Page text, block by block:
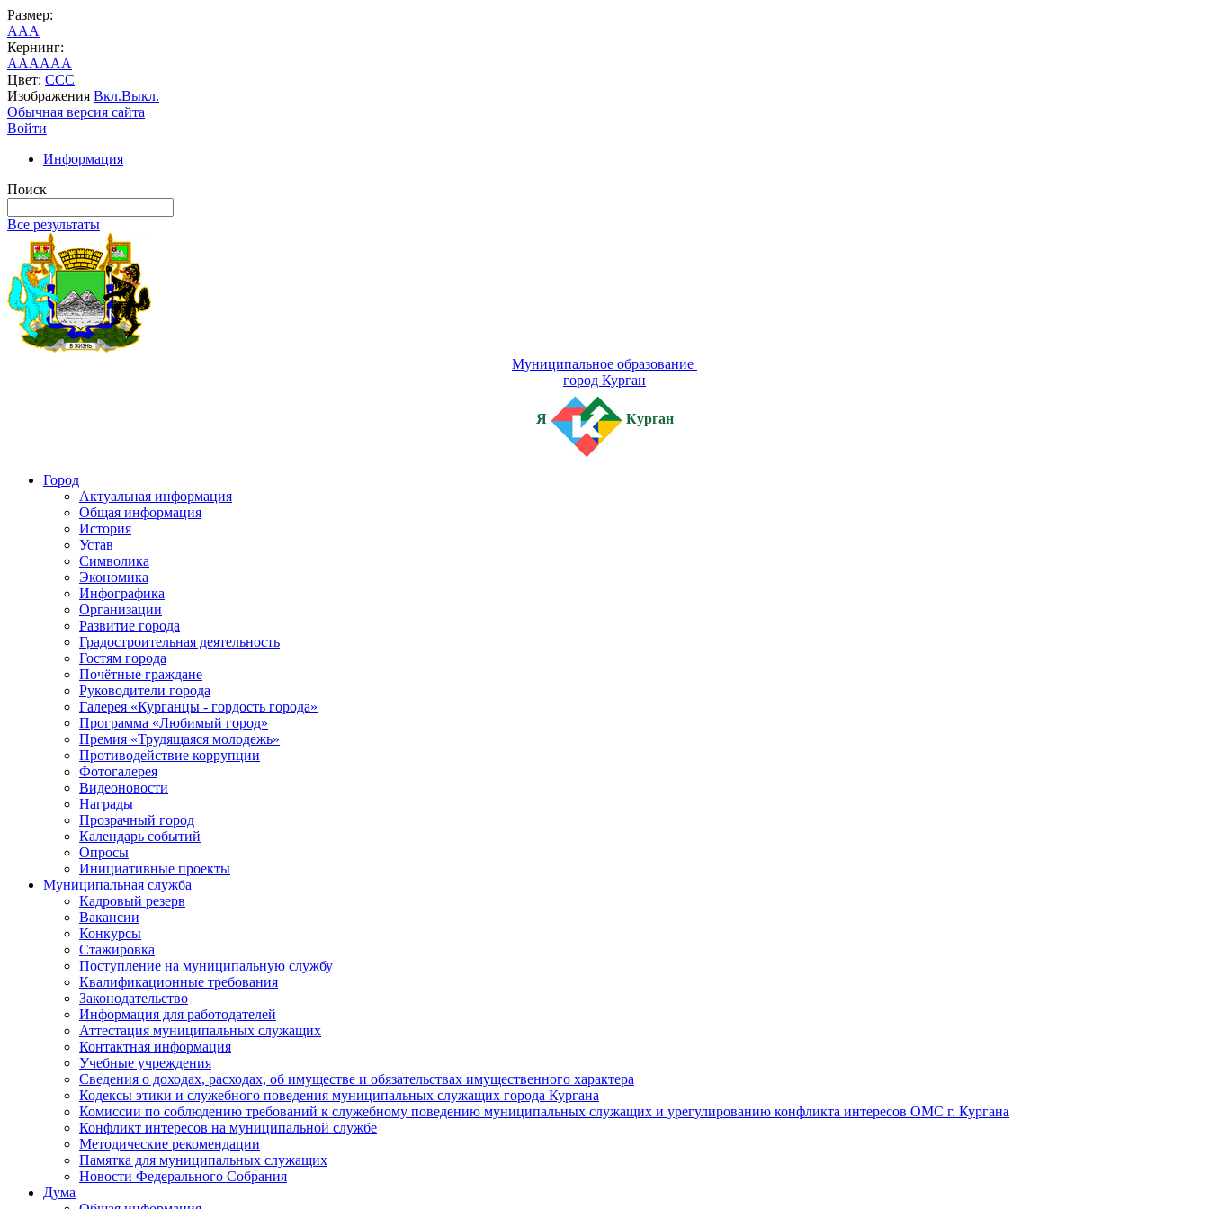
Размер:
AAA
Кернинг:
AAAAAA
Цвет: CCC
Изображения Вкл.Выкл.
Обычная версия сайта
Войти
Информация
Поиск
Все результаты
Муниципальное образование
город Курган
Я Курган
Город
Актуальная информация
Общая информация
История
Устав
Символика
Экономика
Инфографика
Организации
Развитие города
Градостроительная деятельность
Гостям города
Почётные граждане
Руководители города
Галерея «Курганцы - гордость города»
Программа «Любимый город»
Премия «Трудящаяся молодежь»
Противодействие коррупции
Фотогалерея
Видеоновости
Награды
Прозрачный город
Календарь событий
Опросы
Инициативные проекты
Муниципальная служба
Кадровый резерв
Вакансии
Конкурсы
Стажировка
Поступление на муниципальную службу
Квалификационные требования
Законодательство
Информация для работодателей
Аттестация муниципальных служащих
Контактная информация
Учебные учреждения
Сведения о доходах, расходах, об имуществе и обязательствах имущественного характера
Кодексы этики и служебного поведения муниципальных служащих города Кургана
Комиссии по соблюдению требований к служебному поведению муниципальных служащих и урегулированию конфликта интересов ОМС г. Кургана
Конфликт интересов на муниципальной службе
Методические рекомендации
Памятка для муниципальных служащих
Новости Федерального Cобрания
Дума